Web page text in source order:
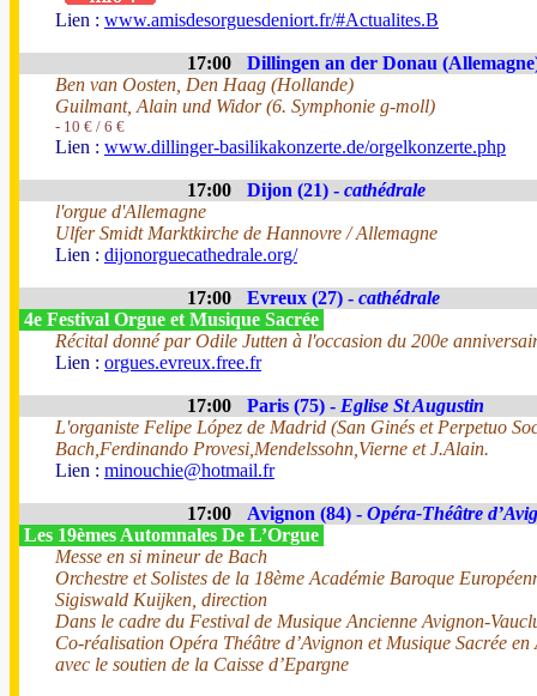
Lien : www.amisdesorguesdeniort.fr/#Actualites.B
17:00
Dillingen an der Donau
Ben van Oosten, Den Haag (Hollande)
Guilmant, Alain und Widor (6. Symphonie g-moll)
- 10 € / 6 €
Lien : www.dillinger-basilikakonzerte.de/orgelkonzerte.php
17:00 Dijon (21) - cathédrale
l'orgue d'Allemagne
Ulfer Smidt Marktkirche de Hannovre / Allemagne
Lien : dijonorguecathedrale.org/
17:00 Evreux (27) - cathédrale
4e Festival Orgue et Musique Sacrée
Récital donné par Odile Jutten à l'occasion du 200e
Lien : orgues.evreux.free.fr
17:00 Paris (75) - Eglise St Augustin
L'organiste Felipe López de Madrid (San Ginés et Perpetuo
Bach,Ferdinando Provesi,Mendelssohn,Vierne et J.Alain.
Lien : minouchie@hotmail.fr
17:00 Avignon (84) - Opéra-Théâtre
Les 19èmes Automnales De L’Orgue
Messe en si mineur de Bach
Orchestre et Solistes de la 18ème Académie Baroque
Sigiswald Kuijken, direction
Dans le cadre du Festival de Musique Ancienne Avignon-
Co-réalisation Opéra Théâtre d’Avignon et Musique Sacrée en
avec le soutien de la Caisse d’Epargne